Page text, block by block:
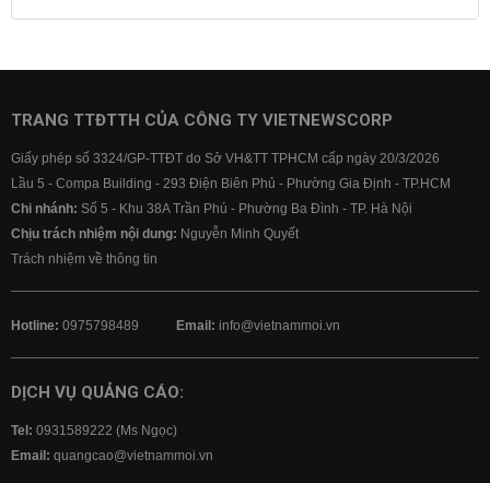
Lãi suất tiết kiệm
Lãi suất tiền gửi
Lãi suất ngân hàng BIDV
Lãi suất ngân hàng Vietcombank
TRANG TTĐTTH CỦA CÔNG TY VIETNEWSCORP
Giấy phép số 3324/GP-TTĐT do Sở VH&TT TPHCM cấp ngày 20/3/2026
Lầu 5 - Compa Building - 293 Điện Biên Phủ - Phường Gia Định - TP.HCM
Chi nhánh: Số 5 - Khu 38A Trần Phú - Phường Ba Đình - TP. Hà Nội
Chịu trách nhiệm nội dung: Nguyễn Minh Quyết
Trách nhiệm về thông tin
Hotline: 0975798489 Email: info@vietnammoi.vn
DỊCH VỤ QUẢNG CÁO:
Tel: 0931589222 (Ms Ngọc)
Email: quangcao@vietnammoi.vn